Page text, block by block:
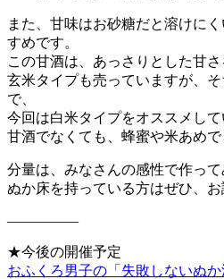
また、甘味はお砂糖だと溶けに
すめです。
この甘酒は、あっさりとした甘
玄米タイプも売っていますが、
で、
今回は白米タイプをオススメして
甘酒でなくても、蜂蜜や米あめで
分量は、みなさんの感性で作って
ぬか床を持っている方はぜひ、お
—————
★今後の開催予定
おふくろ男子の「失敗しないぬか